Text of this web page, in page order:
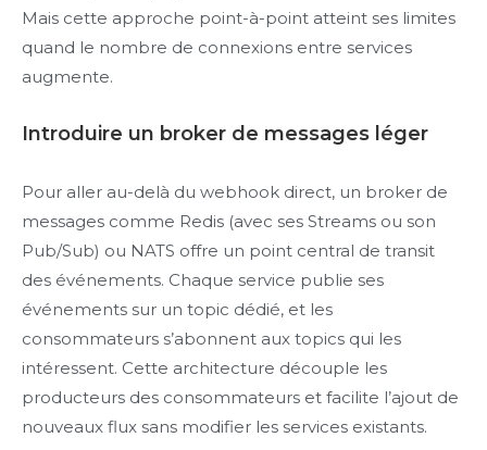
Mais cette approche point-à-point atteint ses limites
quand le nombre de connexions entre services
augmente.
Introduire un broker de messages léger
Pour aller au-delà du webhook direct, un broker de
messages comme Redis (avec ses Streams ou son
Pub/Sub) ou NATS offre un point central de transit
des événements. Chaque service publie ses
événements sur un topic dédié, et les
consommateurs s’abonnent aux topics qui les
intéressent. Cette architecture découple les
producteurs des consommateurs et facilite l’ajout de
nouveaux flux sans modifier les services existants.